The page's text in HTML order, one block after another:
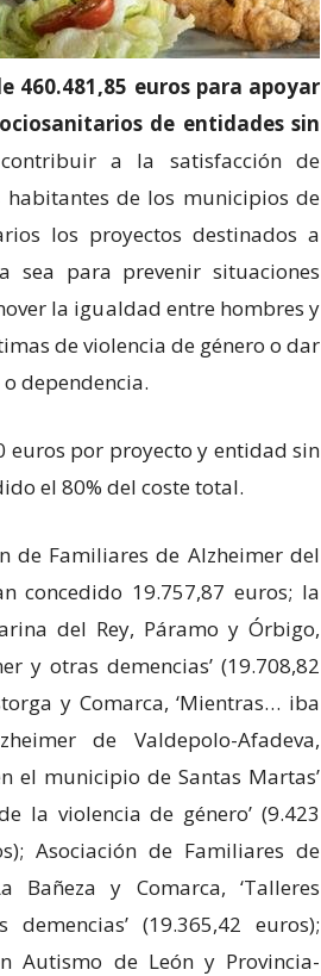
460.481,85 euros para apoyar
de entidades sin
a la satisfacción de
habitantes de los municipios de
los proyectos destinados a
sea para prevenir situaciones
la igualdad entre hombres y
de violencia de género o dar
dependencia.
euros por proyecto y entidad sin
el 80% del coste total.
de Familiares de Alzheimer del
concedido 19.757,87 euros; la
del Rey, Páramo y Órbigo,
y otras demencias’ (19.708,82
y Comarca, ‘Mientras… iba
de Valdepolo-Afadeva,
el municipio de Santas Martas’
la violencia de género’ (9.423
Asociación de Familiares de
y Comarca, ‘Talleres
(19.365,42 euros);
Autismo de León y Provincia-